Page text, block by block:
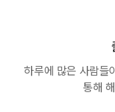
하루에 많은 사람들
통해